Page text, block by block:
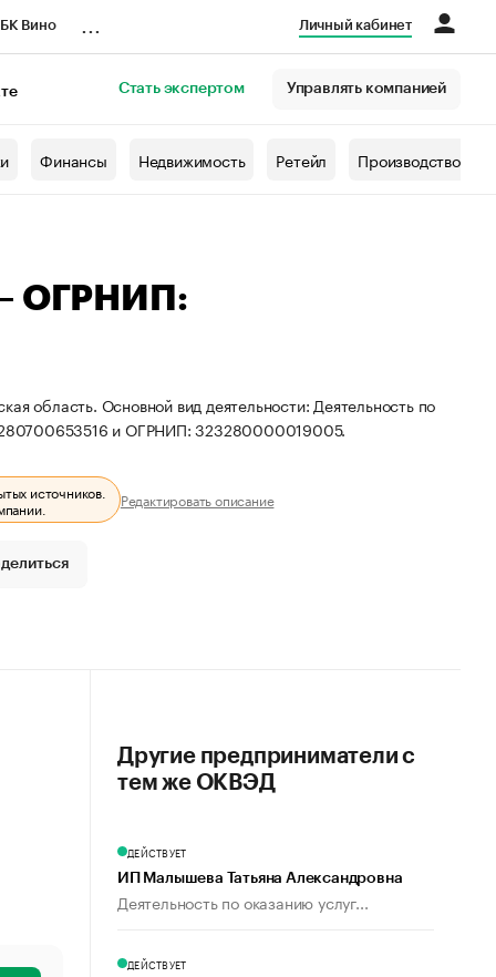
Вино Личный кабинет
Стать экспертом Управлять компанией
Финансы Недвижимость Ретейл Производство
ОГРНИП:
область. Основной вид деятельности: Деятельность по
280700653516 и ОГРНИП: 323280000019005.
источников.
Редактировать описание
Другие предприниматели с
тем же ОКВЭД
ДЕЙСТВУЕТ
ИП Малышева Татьяна Александровна
Деятельность по оказанию услуг...
ДЕЙСТВУЕТ